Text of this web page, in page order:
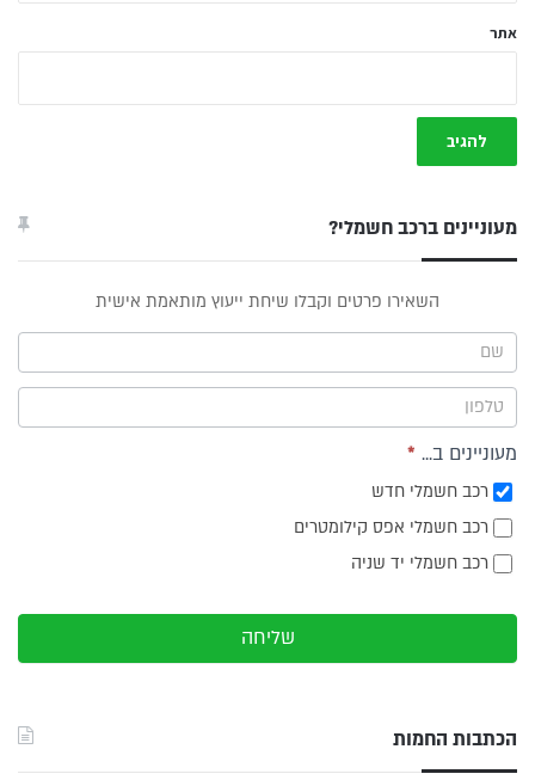
אתר
מעוניינים ברכב חשמלי?
תפריט
צד
השאירו פרטים וקבלו שיחת ייעוץ מותאמת אישית
מעוניינים ב... *
רכב חשמלי חדש
רכב חשמלי אפס קילומטרים
רכב חשמלי יד שניה
שליחה
הכתבות החמות